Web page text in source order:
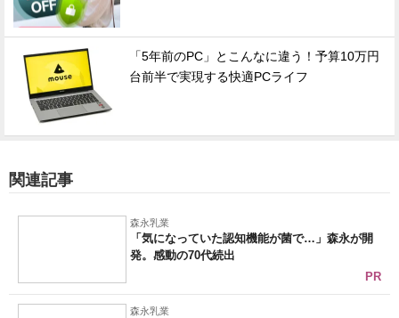
「5年前のPC」とこんなに違う！予算10万円
台前半で実現する快適PCライフ
関連記事
森永乳業
「気になっていた認知機能が菌で…」森永が開
発。感動の70代続出
PR
森永乳業